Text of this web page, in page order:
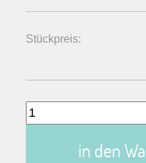
Stückpreis:
in den